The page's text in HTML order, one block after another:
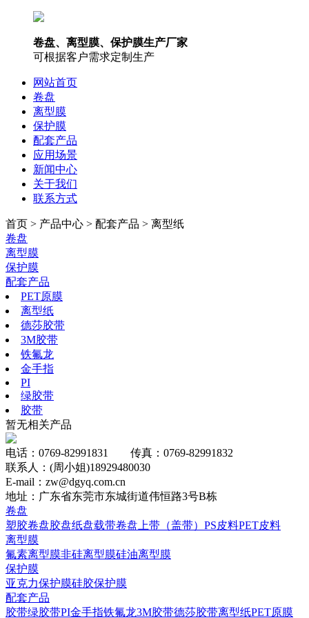
卷盘、离型膜、保护膜生产厂家
可根据客户需求定制生产
网站首页
卷盘
离型膜
保护膜
配套产品
应用场景
新闻中心
关于我们
联系方式
首页 > 产品中心 > 配套产品 > 离型纸
卷盘
离型膜
保护膜
配套产品
PET原膜
离型纸
德莎胶带
3M胶带
铁氟龙
金手指
PI
绿胶带
胶带
暂无相关产品
电话：0769-82991831 传真：0769-82991832
联系人：(周小姐)18929480030
E-mail：zw@dgyq.com.cn
地址：广东省东莞市东城街道伟恒路3号B栋
卷盘
塑胶卷盘胶盘纸盘载带卷盘 上带（盖带） PS皮料PET皮料
离型膜
氟素离型膜非硅离型膜硅油离型膜
保护膜
亚克力保护膜硅胶保护膜
配套产品
胶带绿胶带PI金手指铁氟龙3M胶带德莎胶带离型纸PET原膜